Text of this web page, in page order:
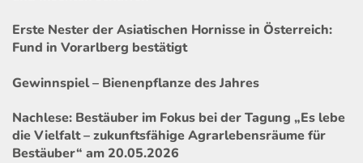
Erste Nester der Asiatischen Hornisse in Österreich:
Fund in Vorarlberg bestätigt
Gewinnspiel – Bienenpflanze des Jahres
Nachlese: Bestäuber im Fokus bei der Tagung „Es lebe
die Vielfalt – zukunftsfähige Agrarlebensräume für
Bestäuber“ am 20.05.2026